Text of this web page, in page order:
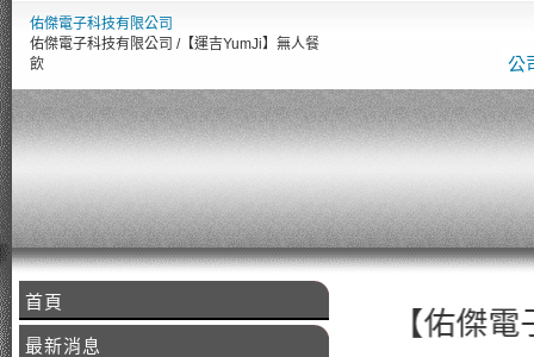
佑傑電子科技有限公司
佑傑電子科技有限公司 /【運吉YumJi】無人餐
飲
公
【佑傑電子智慧
首頁
最新消息